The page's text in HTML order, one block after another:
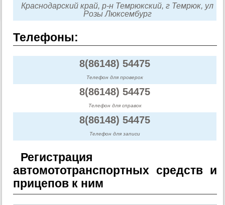
Краснодарский край, р-н Темрюкский, г Темрюк, ул
Розы Люксембург
Телефоны:
8(86148) 54475
Телефон для проверок
8(86148) 54475
Телефон для справок
8(86148) 54475
Телефон для записи
Регистрация
автомототранспортных средств и
прицепов к ним